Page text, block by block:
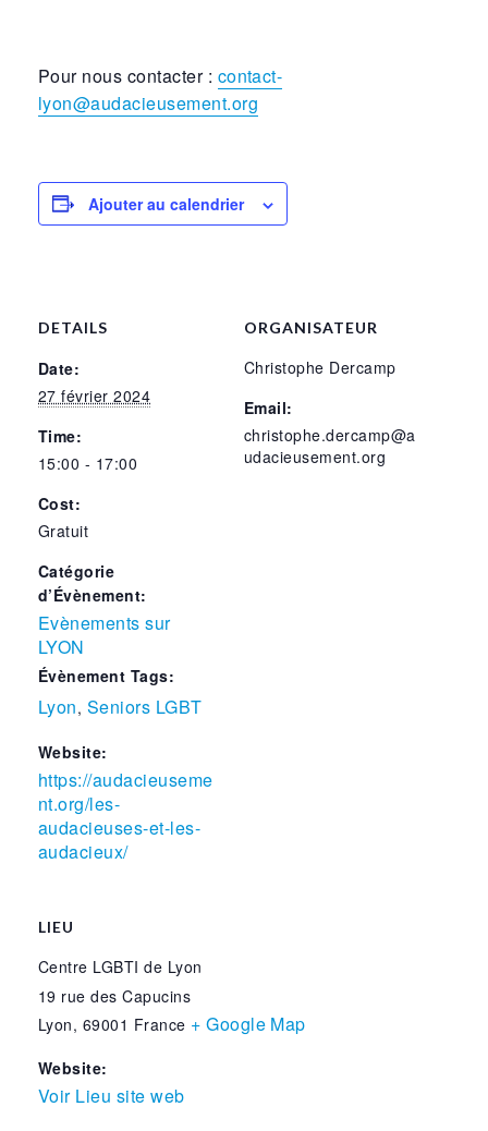
Pour nous contacter : contact-
lyon@audacieusement.org
Ajouter au calendrier
DETAILS
Date:
27 février 2024
Time:
15:00 - 17:00
Cost:
Gratuit
Catégorie
d’Évènement:
Evènements sur
LYON
Évènement Tags:
Lyon, Seniors LGBT
Website:
https://audacieuseme
nt.org/les-
audacieuses-et-les-
audacieux/
LIEU
Centre LGBTI de Lyon
19 rue des Capucins
Lyon, 69001 France + Google Map
Website:
Voir Lieu site web
ORGANISATEUR
Christophe Dercamp
Email:
christophe.dercamp@a
udacieusement.org